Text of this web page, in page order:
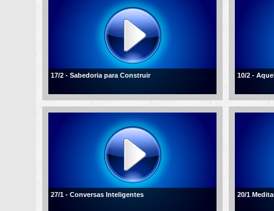
17/2 - Sabedoria para Construir 10/2 -
27/1 - Conversas Inteligentes 20/1